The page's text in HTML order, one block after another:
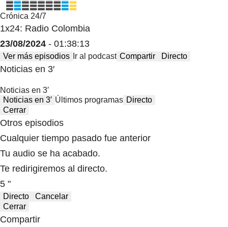
Crónica 24/7
1x24: Radio Colombia
23/08/2024 - 01:38:13
Ver más episodios Ir al podcast Compartir Directo
Noticias en 3′
Noticias en 3′
Noticias en 3′ Últimos programas Directo
Cerrar
Otros episodios
Cualquier tiempo pasado fue anterior
Tu audio se ha acabado.
Te redirigiremos al directo.
5 "
Directo
Cancelar
Cerrar
Compartir